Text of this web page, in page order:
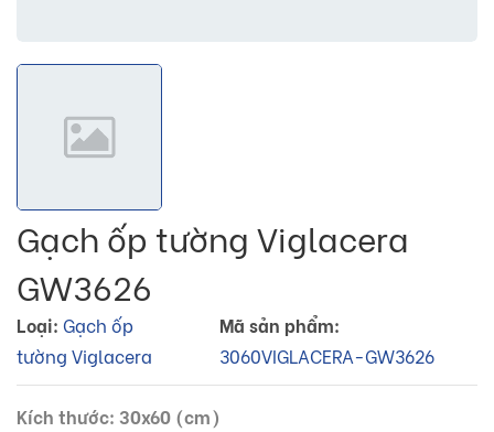
Gạch ốp tường Viglacera
GW3626
Loại: Gạch ốp
tường Viglacera
Mã sản phẩm:
3060VIGLACERA-GW3626
Kích thước: 30x60 (cm)